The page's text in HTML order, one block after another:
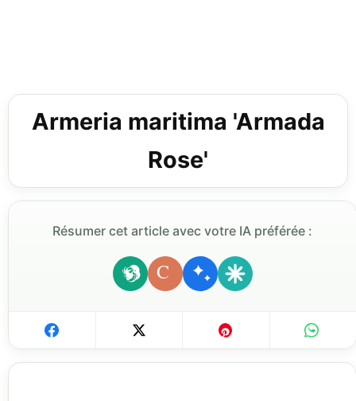
Armeria maritima 'Armada
Rose'
Résumer cet article avec votre IA préférée :
C